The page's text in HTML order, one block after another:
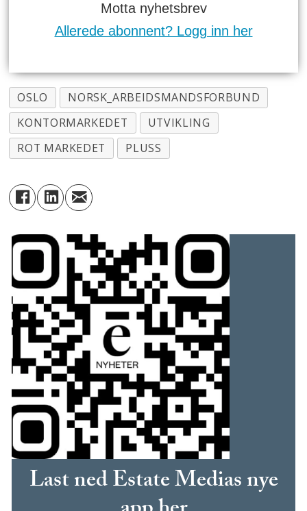
Motta nyhetsbrev
Allerede abonnent? Logg inn her
OSLO
NORSK_ARBEIDSMANDSFORBUND
KONTORMARKEDET
UTVIKLING
ROT MARKEDET
PLUSS
Last ned Estate Medias nye